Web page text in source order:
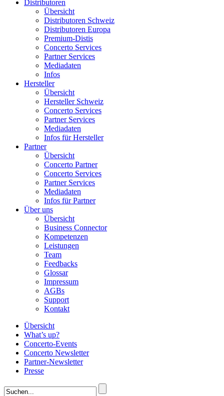
Distributoren
Übersicht
Distributoren Schweiz
Distributoren Europa
Premium-Distis
Concerto Services
Partner Services
Mediadaten
Infos
Hersteller
Übersicht
Hersteller Schweiz
Concerto Services
Partner Services
Mediadaten
Infos für Hersteller
Partner
Übersicht
Concerto Partner
Concerto Services
Partner Services
Mediadaten
Infos für Partner
Über uns
Übersicht
Business Connector
Kompetenzen
Leistungen
Team
Feedbacks
Glossar
Impressum
AGBs
Support
Kontakt
Übersicht
What’s up?
Concerto-Events
Concerto Newsletter
Partner-Newsletter
Presse